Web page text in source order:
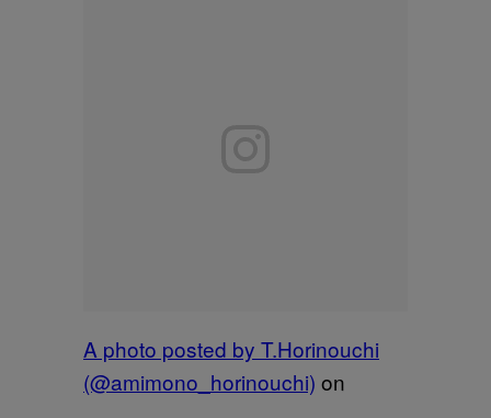
A photo posted by T.Horinouchi
(@amimono_horinouchi) on